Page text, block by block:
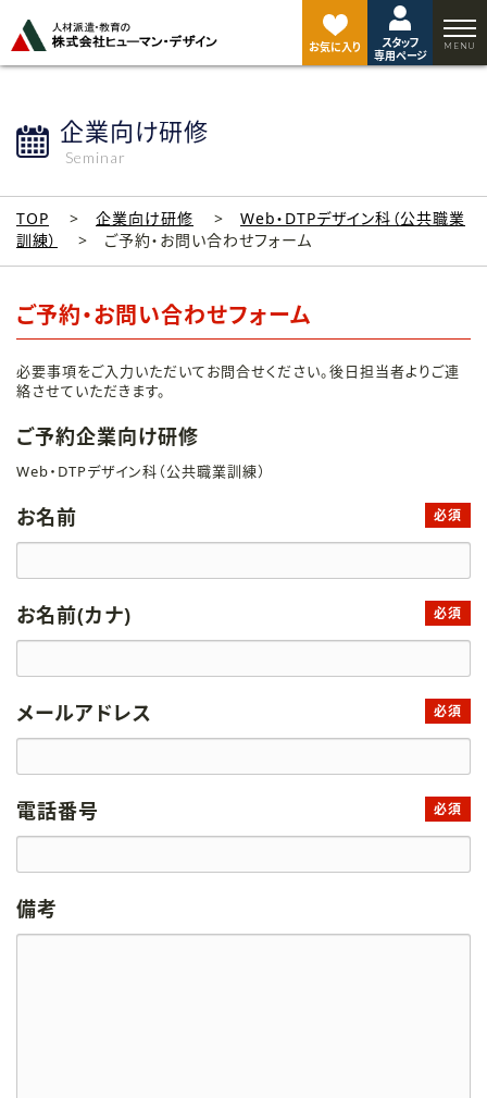
お気に入り
スタッフ
専用ページ
企業向け研修
Seminar
TOP 企業向け研修
Web・DTPデザイン科（公共職業
訓練）
ご予約・お問い合わせフォーム
ご予約・お問い合わせフォーム
必要事項をご入力いただいてお問合せください。後日担当者よりご連
絡させていただきます。
ご予約企業向け研修
Web・DTPデザイン科（公共職業訓練）
お名前 必須
お名前(カナ) 必須
メールアドレス 必須
電話番号 必須
備考
ジ
ト